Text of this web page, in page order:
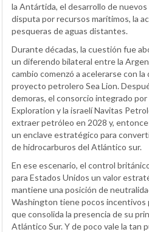
la Antártida, el desarrollo de
disputa por recursos marítimos, la
pesqueras de aguas distantes.
Durante décadas, la cuestión fue
un diferendo bilateral entre la
cambio comenzó a acelerarse con
proyecto petrolero Sea Lion.
demoras, el consorcio integrado
Exploration y la israelí Navitas
extraer petróleo en 2028 y,
un enclave estratégico para
de hidrocarburos del Atlántico sur.
En ese escenario, el control
para Estados Unidos un valor
mantiene una posición de
Washington tiene pocos incentivos
que consolida la presencia de su
Atlántico Sur. Y de poco vale la tan